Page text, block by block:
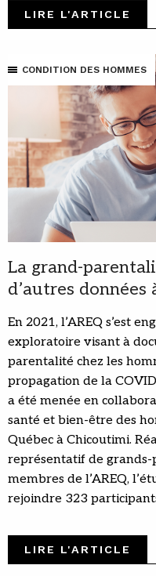
LIRE L'ARTICLE
CONDITION DES HOMMES
La grand-
d’autres données
En 2021, l’AREQ s’est
exploratoire visant à
parentalité chez les
propagation de la
a été menée en
santé et bien-être des
Québec à Chicoutimi.
représentatif de grands-
membres de l’AREQ,
rejoindre 323
LIRE L'ARTICLE